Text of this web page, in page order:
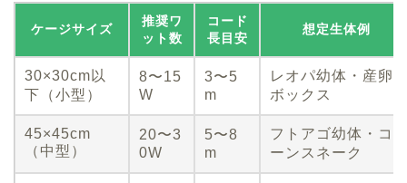
ケージサイズ
推奨ワ
ット数
コード
長目安
想定生体例
30×30cm以
下（小型）
8〜15
W
3〜5
m
レオパ幼体・産卵
ボックス
45×45cm
（中型）
20〜3
0W
5〜8
m
フトアゴ幼体・コ
ーンスネーク